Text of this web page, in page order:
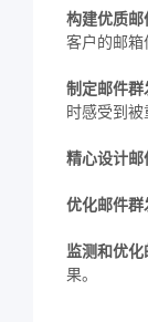
构建优质邮
客户的邮箱
制定邮件群
时感受到被
精心设计邮
优化邮件群
监测和优
果。